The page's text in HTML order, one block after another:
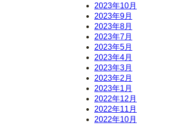
2023年10月
2023年9月
2023年8月
2023年7月
2023年5月
2023年4月
2023年3月
2023年2月
2023年1月
2022年12月
2022年11月
2022年10月